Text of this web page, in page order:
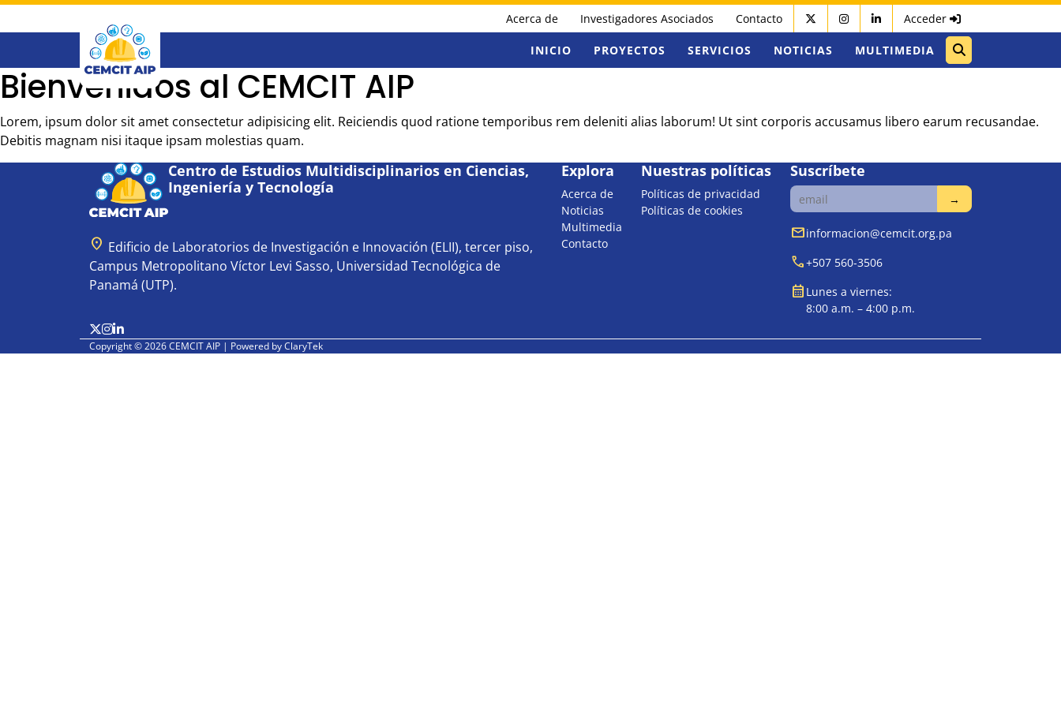
Saltar
principal
Acerca de Investigadores Asociados Contacto Acceder
INICIO PROYECTOS SERVICIOS NOTICIAS MULTIMEDIA
Bienvenidos al CEMCIT AIP
Lorem, ipsum dolor sit amet consectetur adipisicing elit. Reiciendis quod ratione temporibus rem deleniti alias laborum! Ut sint corporis accusamus libero earum recusandae.
Debitis magnam nisi itaque ipsam molestias quam.
Centro de Estudios Multidisciplinarios en Ciencias,
Ingeniería y Tecnología
location_on Edificio de Laboratorios de Investigación e Innovación (ELII), tercer piso,
Campus Metropolitano Víctor Levi Sasso, Universidad Tecnológica de
Panamá (UTP).
Explora
Acerca de
Noticias
Multimedia
Contacto
Nuestras políticas
Políticas de privacidad
Políticas de cookies
Suscríbete
mailinformacion@cemcit.org.pa
call+507 560-3506
calendar_month Lunes a viernes:
8:00 a.m. – 4:00 p.m.
Copyright © 2026 CEMCIT AIP | Powered byClaryTek